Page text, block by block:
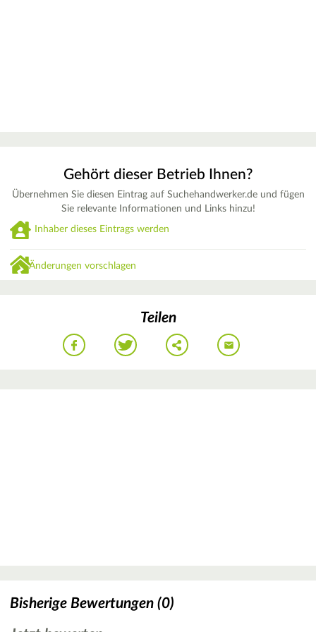
Gehört dieser Betrieb Ihnen?
Übernehmen Sie diesen Eintrag auf Suchehandwerker.de und fügen
Sie relevante Informationen und Links hinzu!
Inhaber dieses Eintrags werden
Änderungen vorschlagen
Teilen
Bisherige Bewertungen (0)